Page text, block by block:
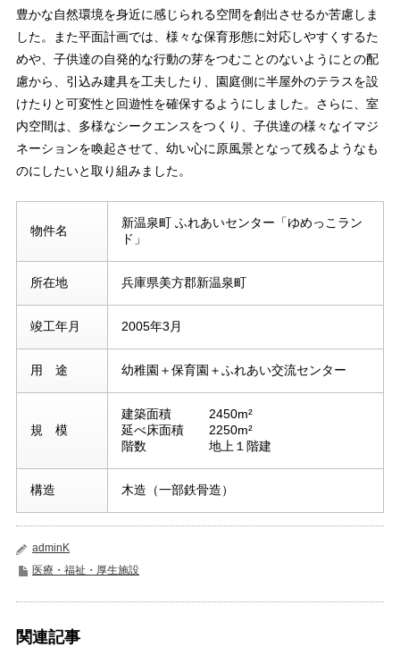
豊かな自然環境を身近に感じられる空間を創出させるか苦慮しま
した。また平面計画では、様々な保育形態に対応しやすくするた
めや、子供達の自発的な行動の芽をつむことのないようにとの配
慮から、引込み建具を工夫したり、園庭側に半屋外のテラスを設
けたりと可変性と回遊性を確保するようにしました。さらに、室
内空間は、多様なシークエンスをつくり、子供達の様々なイマジ
ネーションを喚起させて、幼い心に原風景となって残るようなも
のにしたいと取り組みました。
物件名
新温泉町 ふれあいセンター「ゆめっこラン
ド」
所在地 兵庫県美方郡新温泉町
竣工年月 2005年3月
用 途 幼稚園＋保育園＋ふれあい交流センター
規 模
建築面積 2450m²
延べ床面積 2250m²
階数 地上１階建
構造 木造（一部鉄骨造）
adminK
医療・福祉・厚生施設
関連記事